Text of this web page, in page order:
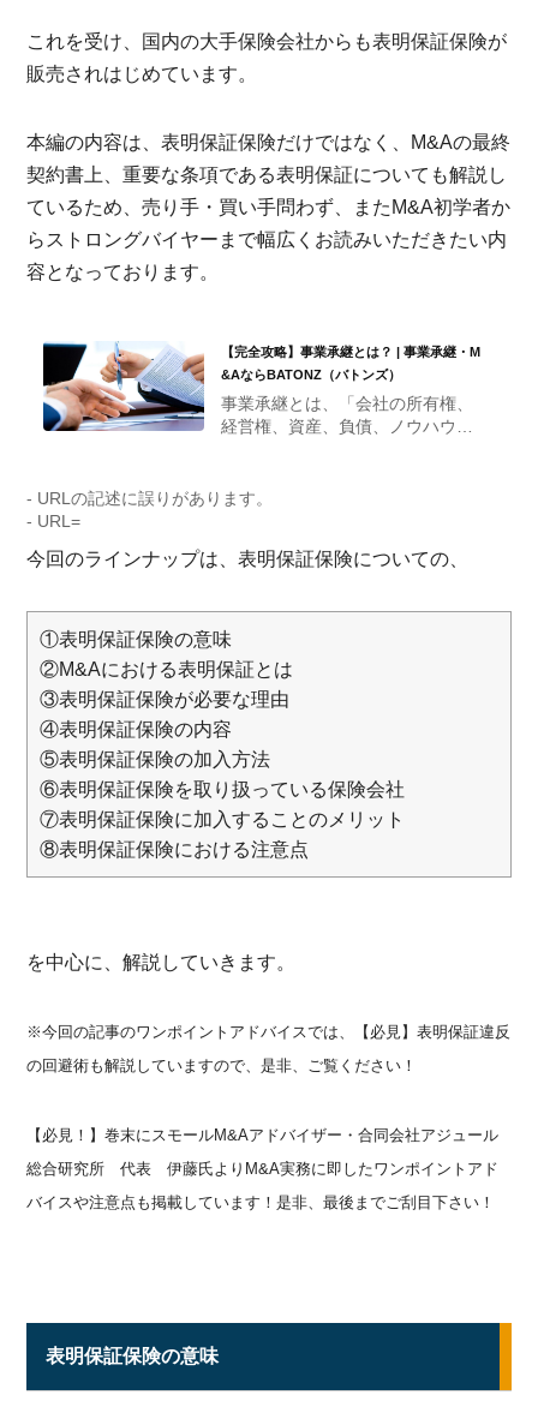
これを受け、国内の大手保険会社からも表明保証保険が
販売されはじめています。
本編の内容は、表明保証保険だけではなく、M&Aの最終
契約書上、重要な条項である表明保証についても解説し
ているため、売り手・買い手問わず、またM&A初学者か
らストロングバイヤーまで幅広くお読みいただきたい内
容となっております。
【完全攻略】事業承継とは？ | 事業承継・M
&AならBATONZ（バトンズ）
事業承継とは、「会社の所有権、
経営権、資産、負債、ノウハウ、
であり、①親族に承継する親族内
承継するM&Aと、３つの種類があ
- URLの記述に誤りがあります。
- URL=
今回のラインナップは、表明保証保険についての、
①表明保証保険の意味
②M&Aにおける表明保証とは
③表明保証保険が必要な理由
④表明保証保険の内容
⑤表明保証保険の加入方法
⑥表明保証保険を取り扱っている保険会社
⑦表明保証保険に加入することのメリット
⑧表明保証保険における注意点
を中心に、解説していきます。
※今回の記事のワンポイントアドバイスでは、【必見】表明保証違反
の回避術も解説していますので、是非、ご覧ください！
【必見！】巻末にスモールM&Aアドバイザー・合同会社アジュール
総合研究所 代表 伊藤氏よりM&A実務に即したワンポイントアド
バイスや注意点も掲載しています！是非、最後までご刮目下さい！
表明保証保険の意味